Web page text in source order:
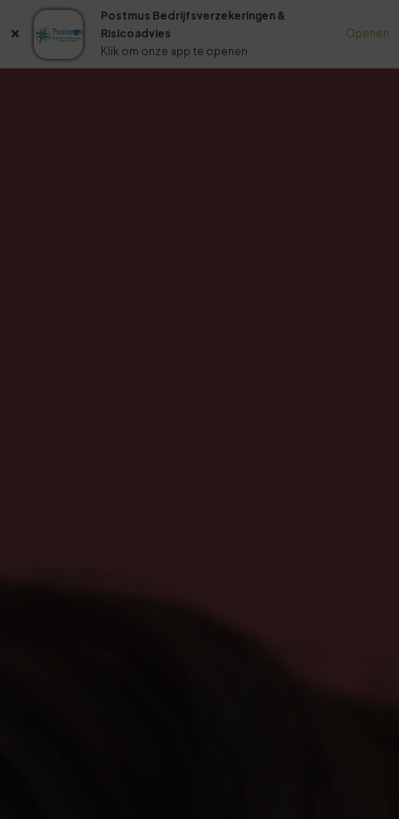
Postmus Bedrijfsverzekeringen &
Risicoadvies
Klik om onze app te openen
Openen